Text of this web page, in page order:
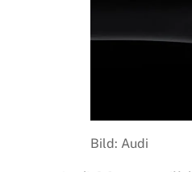
Bild: Audi